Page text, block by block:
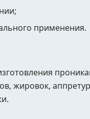
применения.
жировок,